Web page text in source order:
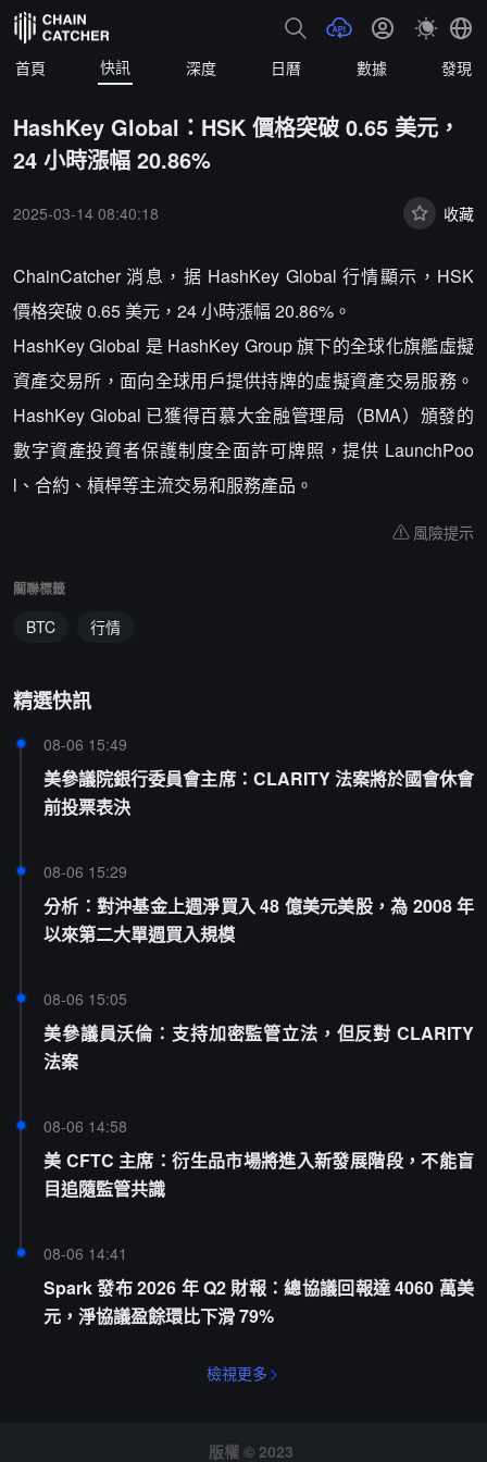
首頁 快訊 深度 日曆 數據 發現
HashKey Global：HSK 價格突破 0.65 美元，
24 小時漲幅 20.86%
2025-03-14 08:40:18 收藏
ChainCatcher 消息，据 HashKey Global 行情顯示，HSK
價格突破 0.65 美元，24 小時漲幅 20.86%。
HashKey Global 是 HashKey Group 旗下的全球化旗艦虛擬
資產交易所，面向全球用戶提供持牌的虛擬資產交易服務。
HashKey Global 已獲得百慕大金融管理局（BMA）頒發的
數字資產投資者保護制度全面許可牌照，提供 LaunchPoo
l、合約、槓桿等主流交易和服務產品。
風險提示
關聯標籤
BTC 行情
精選快訊
08-06 15:49
美參議院銀行委員會主席：CLARITY 法案將於國會休會
前投票表決
08-06 15:29
分析：對沖基金上週淨買入 48 億美元美股，為 2008 年
以來第二大單週買入規模
08-06 15:05
美參議員沃倫：支持加密監管立法，但反對 CLARITY
法案
08-06 14:58
美 CFTC 主席：衍生品市場將進入新發展階段，不能盲
目追隨監管共識
08-06 14:41
Spark 發布 2026 年 Q2 財報：總協議回報達 4060 萬美
元，淨協議盈餘環比下滑 79%
檢視更多
版權 © 2023